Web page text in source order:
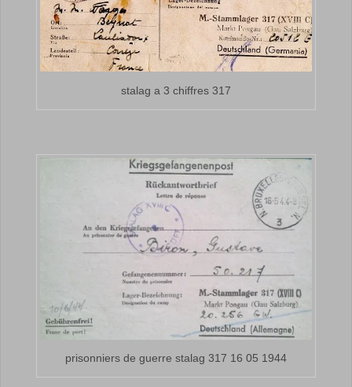
stalag a 3 chiffres 317
prisonniers de guerre stalag 317 16 05 1944